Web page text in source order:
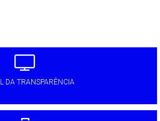
DA TRANSPARÊNCIA